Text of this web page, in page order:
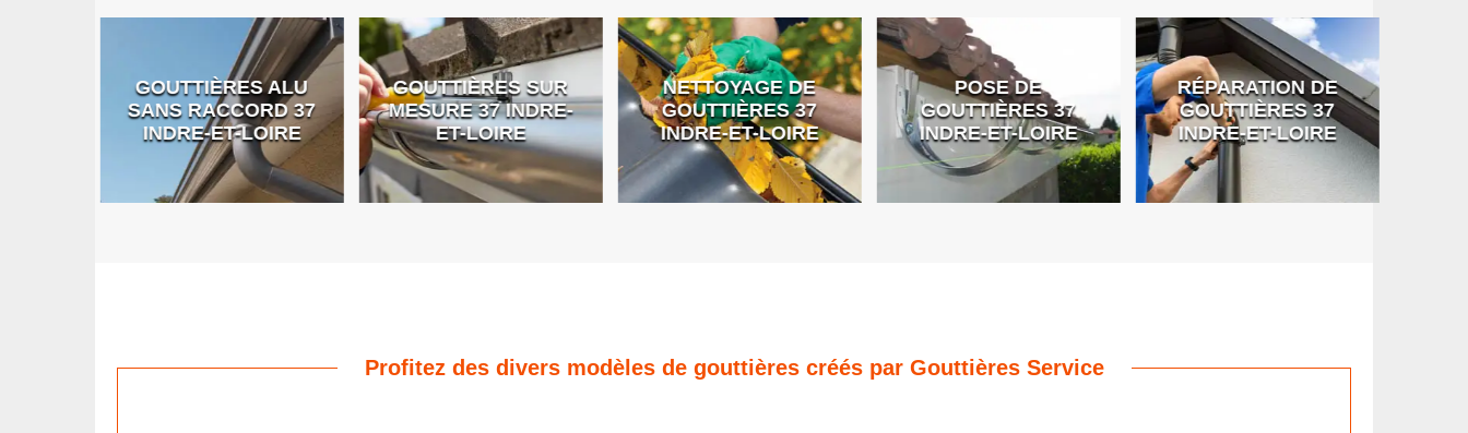
GOUTTIÈRES ALU
SANS RACCORD 37
INDRE-ET-LOIRE
GOUTTIÈRES SUR
MESURE 37 INDRE-
ET-LOIRE
NETTOYAGE DE
GOUTTIÈRES 37
INDRE-ET-LOIRE
POSE DE
GOUTTIÈRES 37
INDRE-ET-LOIRE
RÉPARATION DE
GOUTTIÈRES 37
INDRE-ET-LOIRE
Profitez des divers modèles de gouttières créés par Gouttières Service